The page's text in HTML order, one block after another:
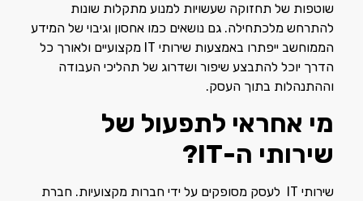
שוטפות של תחזוקה שעשויות למנוע מתקלות שונות
להתרחש מלכתחילה. גם נושאים כמו אחסון וגיבוי של המידע
הממוחשב ייפתרו באמצעות שירותי IT מקצועיים ולאורך כל
הדרך יוכל להתבצע שיפור ושדרוג של תהליכי העבודה
וההתנהלות בתוך העסק.
מי אחראי לתפעול של
שירותי ה-IT
?
שירותי IT לעסק מסופקים על ידי חברות מקצועיות. חברת